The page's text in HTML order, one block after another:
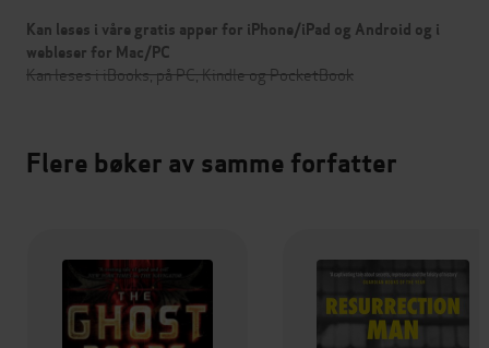
Kan leses i våre gratis apper for iPhone/iPad og Android og i
webleser for Mac/PC
Kan leses i iBooks, på PC, Kindle og PocketBook
Flere bøker av samme forfatter